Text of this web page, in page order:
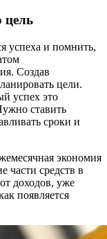
цель
успеха и помнить,
Создав
цели.
успех это
ставить
сроки и
экономия
части средств в
доходов, уже
появляется